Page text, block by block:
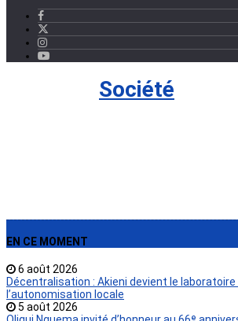
Société
EN CE MOMENT
6 août 2026
Décentralisation : Akieni devient le laboratoire
l’autonomisation locale
5 août 2026